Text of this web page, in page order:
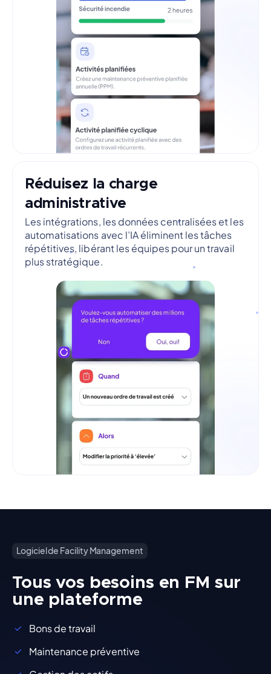
Réduisez la charge
administrative
Les intégrations, les données centralisées et les
automatisations avec l’IA éliminent les tâches
répétitives, libérant les équipes pour un travail
plus stratégique.
Logiciel de Facility Management
Tous vos besoins en FM sur
une plateforme
Bons de travail
Maintenance préventive